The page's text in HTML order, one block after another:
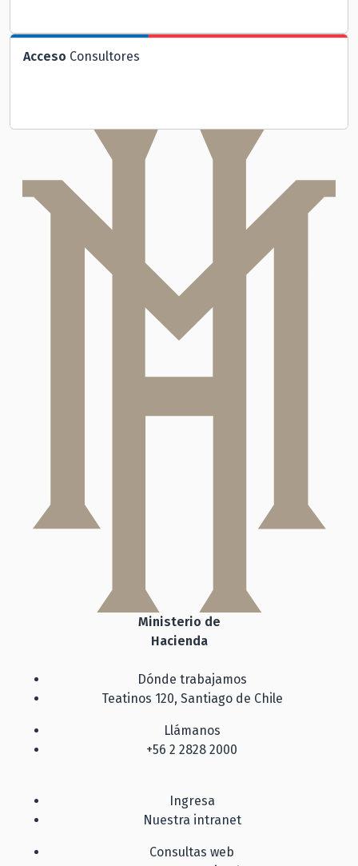
Acceso Consultores
Ministerio de
Hacienda
Dónde trabajamos
Teatinos 120, Santiago de Chile
Llámanos
+56 2 2828 2000
Ingresa
Nuestra intranet
Consultas web